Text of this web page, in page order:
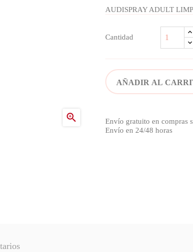

AUDISPRAY ADULT
Cantidad
AÑADIR AL
Envío gratuito en compras
Envío en 24/48 horas